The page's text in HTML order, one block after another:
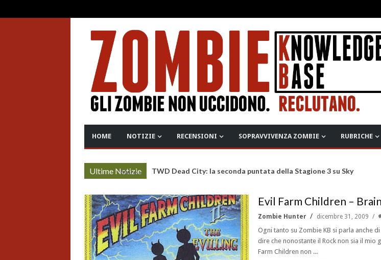
HOME NOTIZIE RECENSIONI SOPRAVVIVENZA ZOMBIE RUBRICHE
Ultime Notizie
More » Project Zomboid: rilasciato l'aggiornamento "Build 42"
Evil Farm Children –
Zombie Hunter dicembre 31, 2009
Ogni tanto su Zombie KB si parla anche
dire che nonostante il Rock non sia il mio
Farm Children non ...